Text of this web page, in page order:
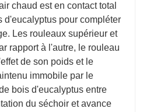
chaud est en contact total
d'eucalyptus pour compléter
Les rouleaux supérieur et
rapport à l'autre, le rouleau
de son poids et le
immobile par le
bois d'eucalyptus entre
du séchoir et avance